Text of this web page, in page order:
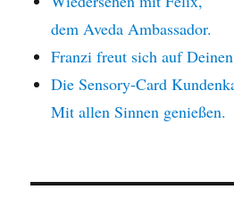
dem Aveda Ambassador.
Franzi freut sich auf
Die Sensory-Card
Mit allen Sinnen genießen.